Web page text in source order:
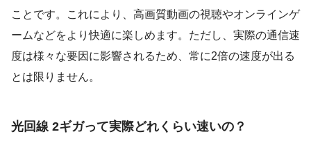
ことです。これにより、高画質動画の視聴やオンラインゲ
ームなどをより快適に楽しめます。ただし、実際の通信速
度は様々な要因に影響されるため、常に2倍の速度が出る
とは限りません。
光回線 2ギガって実際どれくらい速いの？